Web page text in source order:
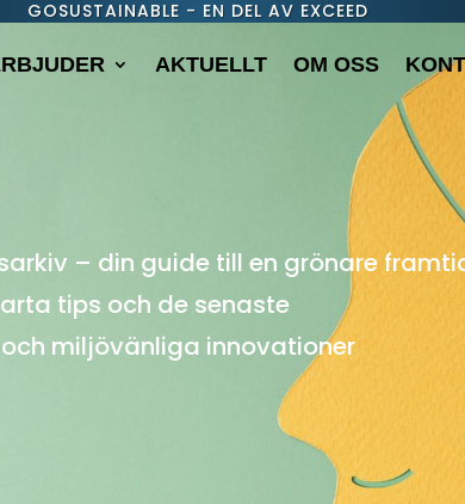
GOSUSTAINABLE - EN DEL AV EXCEED
AKTUELLT OM OSS
– din guide till en grönare
tips och de senaste
miljövänliga innovationer